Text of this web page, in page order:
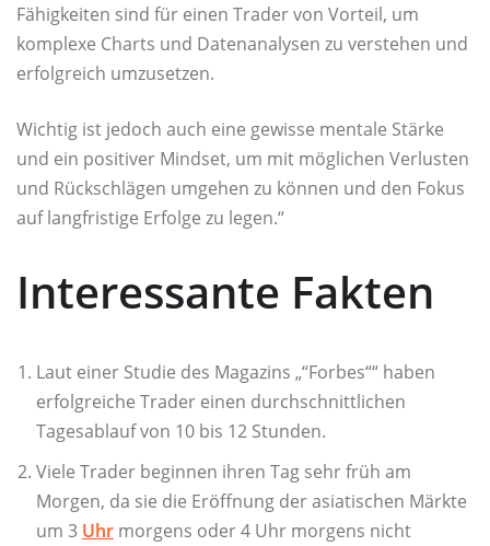
Fähigkeiten sind für einen Trader von Vorteil, um
komplexe Charts und Datenanalysen zu verstehen und
erfolgreich umzusetzen.
Wichtig ist jedoch auch eine gewisse mentale Stärke
und ein positiver Mindset, um mit möglichen Verlusten
und Rückschlägen umgehen zu können und den Fokus
auf langfristige Erfolge zu legen.“
Interessante Fakten
Laut einer Studie des Magazins „“Forbes““ haben
erfolgreiche Trader einen durchschnittlichen
Tagesablauf von 10 bis 12 Stunden.
Viele Trader beginnen ihren Tag sehr früh am
Morgen, da sie die Eröffnung der asiatischen Märkte
um 3 Uhr morgens oder 4 Uhr morgens nicht